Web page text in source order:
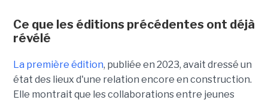
Ce que les éditions précédentes ont déjà
révélé
La première édition, publiée en 2023, avait dressé un
état des lieux d'une relation encore en construction.
Elle montrait que les collaborations entre jeunes